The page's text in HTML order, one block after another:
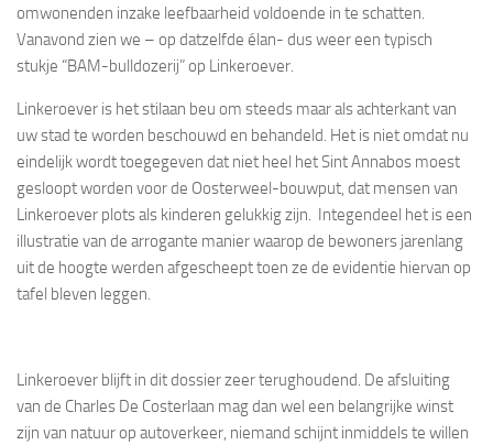
omwonenden inzake leefbaarheid voldoende in te schatten.
Vanavond zien we – op datzelfde élan- dus weer een typisch
stukje “BAM-bulldozerij” op Linkeroever.
Linkeroever is het stilaan beu om steeds maar als achterkant van
uw stad te worden beschouwd en behandeld. Het is niet omdat nu
eindelijk wordt toegegeven dat niet heel het Sint Annabos moest
gesloopt worden voor de Oosterweel-bouwput, dat mensen van
Linkeroever plots als kinderen gelukkig zijn. Integendeel het is een
illustratie van de arrogante manier waarop de bewoners jarenlang
uit de hoogte werden afgescheept toen ze de evidentie hiervan op
tafel bleven leggen.
Linkeroever blijft in dit dossier zeer terughoudend. De afsluiting
van de Charles De Costerlaan mag dan wel een belangrijke winst
zijn van natuur op autoverkeer, niemand schijnt inmiddels te willen